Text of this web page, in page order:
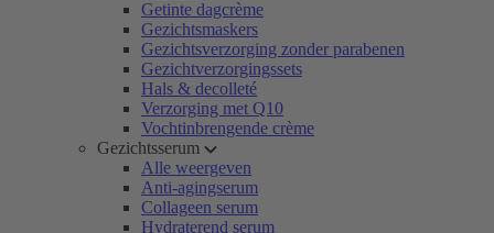
Getinte dagcrème
Gezichtsmaskers
Gezichtsverzorging zonder parabenen
Gezichtverzorgingssets
Hals & decolleté
Verzorging met Q10
Vochtinbrengende crème
Gezichtsserum
Alle weergeven
Anti-agingserum
Collageen serum
Hydraterend serum